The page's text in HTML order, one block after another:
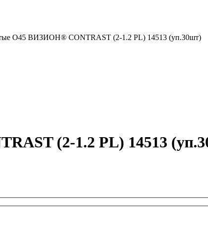
О45 ВИЗИОН® CONTRAST (2-1.2 PL) 14513 (уп.30шт)
(2-1.2 PL) 14513